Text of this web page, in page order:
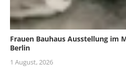
Frauen Bauhaus Ausstellung im
Berlin
1 August, 2026